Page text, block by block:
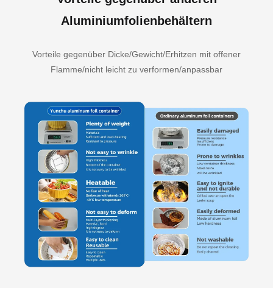
Aluminiumfolienbehältern
Vorteile gegenüber Dicke/Gewicht/Erhitzen mit offener
Flamme/nicht leicht zu verformen/anpassbar